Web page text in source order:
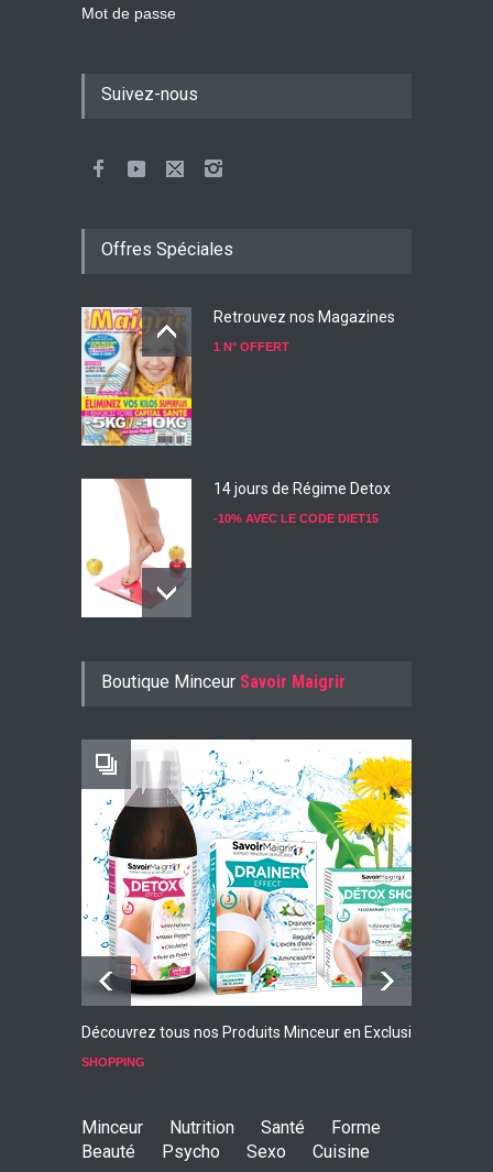
Mot de passe
Suivez-nous
Offres Spéciales
Retrouvez nos Magazines
1 N° OFFERT
14 jours de Régime Detox
-10% AVEC LE CODE DIET15
-10% AVEC LE CODE KONJ10
Faites Votre Bilan Minceur
GRATUIT
Boutique Minceur Savoir Maigrir
Découvrez tous nos Produits Minceur en Exclusivité
SHOPPING
Minceur Nutrition Santé
Forme
Beauté
Psycho Sexo Cuisine